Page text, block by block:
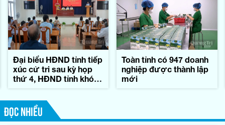
Đại biểu HĐND tỉnh tiếp
xúc cử tri sau kỳ họp
thứ 4, HĐND tỉnh khóa
Toàn tỉnh có 947 doanh
nghiệp được thành lập
mới
ĐỌC NHIỀU